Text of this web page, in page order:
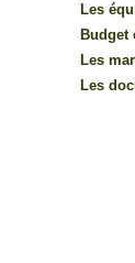
Les
Budget
Les
Les